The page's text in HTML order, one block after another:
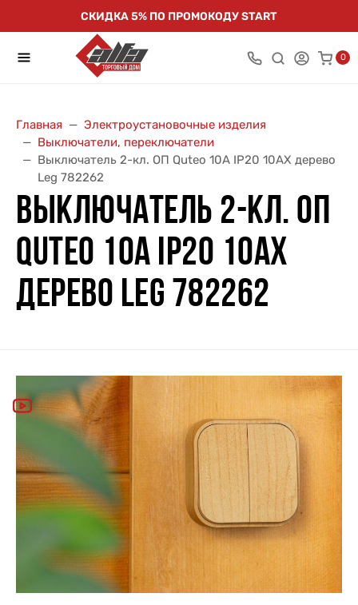
СКИДКА 5% ПО ПРОМОКОДУ START
0
Главная
Электроустановочные изделия
Выключатели, переключатели
Выключатель 2-кл. ОП Quteo 10А IP20 10AX дерево
Leg 782262
ВЫКЛЮЧАТЕЛЬ 2-КЛ. ОП
QUTEO 10А IP20 10AX
ДЕРЕВО LEG 782262